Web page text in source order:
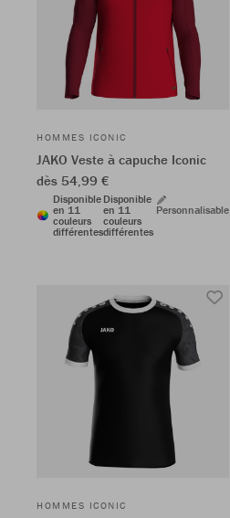
HOMMES ICONIC
JAKO Veste à capuche Iconic
dès 54,99 €
Disponible
en 11
couleurs
différentes
Disponible
en 11
couleurs
différentes
Personnalisable
HOMMES ICONIC